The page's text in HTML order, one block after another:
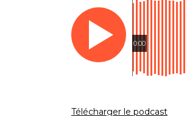
0:00
Télécharger le podcast